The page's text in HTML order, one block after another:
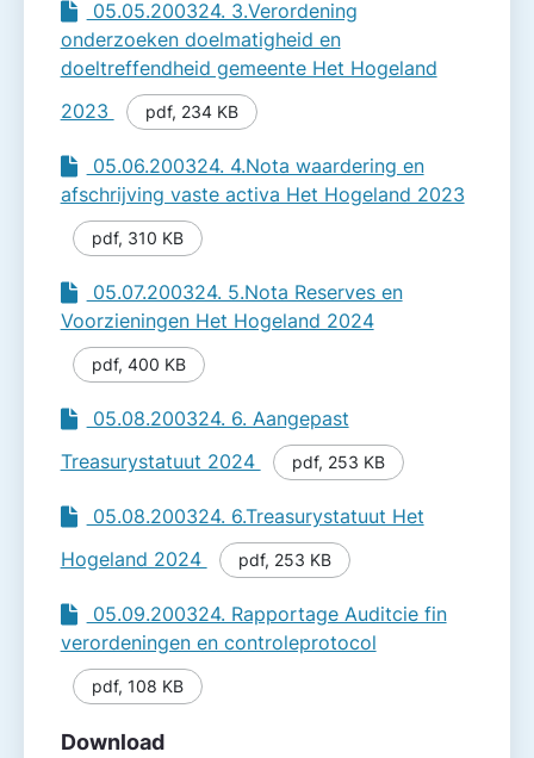
05.05.200324. 3.Verordening
onderzoeken doelmatigheid en
doeltreffendheid gemeente Het Hogeland
2023
pdf, 234 KB
05.06.200324. 4.Nota waardering en
afschrijving vaste activa Het Hogeland 2023
pdf, 310 KB
05.07.200324. 5.Nota Reserves en
Voorzieningen Het Hogeland 2024
pdf, 400 KB
05.08.200324. 6. Aangepast
Treasurystatuut 2024
pdf, 253 KB
05.08.200324. 6.Treasurystatuut Het
Hogeland 2024
pdf, 253 KB
05.09.200324. Rapportage Auditcie fin
verordeningen en controleprotocol
pdf, 108 KB
Download